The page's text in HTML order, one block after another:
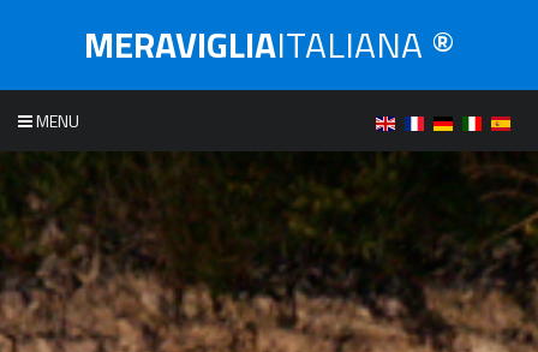
MERAVIGLIAITALIANA ®
MENU